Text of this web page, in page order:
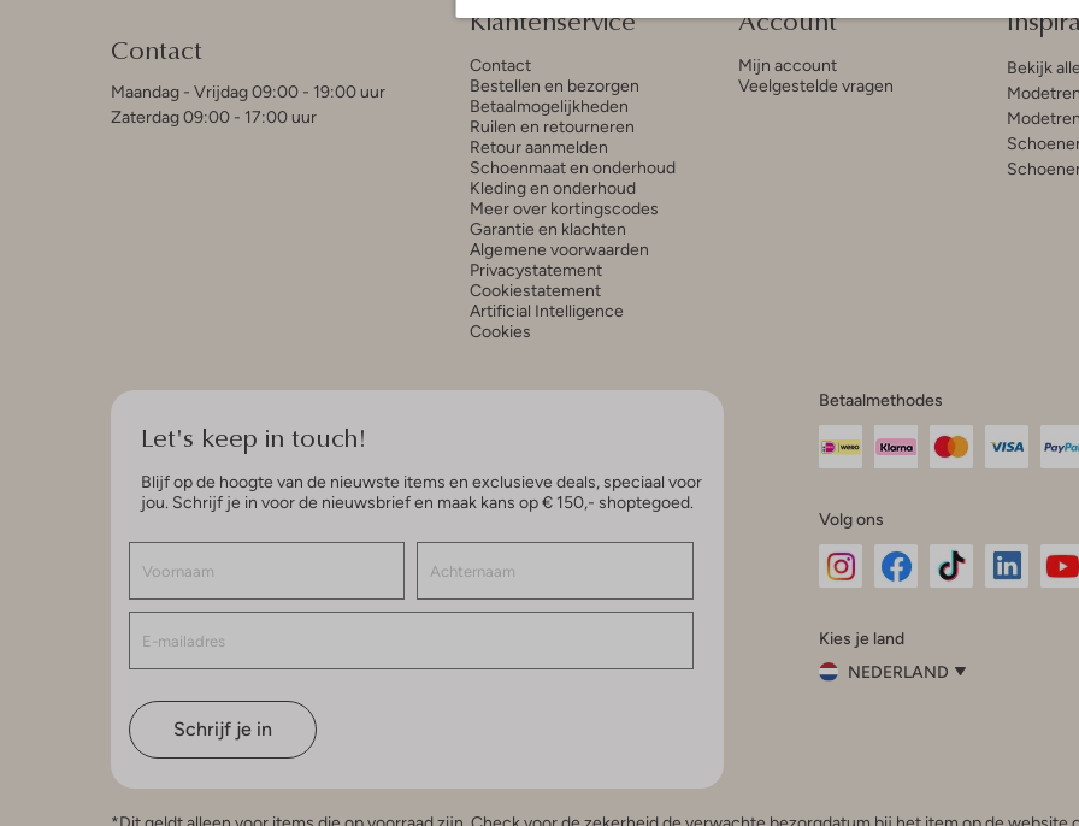
Contact
Maandag - Vrijdag 09:00 - 19:00 uur
Zaterdag 09:00 - 17:00 uur
Klantenservice
Contact
Bestellen en bezorgen
Betaalmogelijkheden
Ruilen en retourneren
Retour aanmelden
Schoenmaat en onderhoud
Kleding en onderhoud
Meer over kortingscodes
Garantie en klachten
Algemene voorwaarden
Privacystatement
Cookiestatement
Artificial Intelligence
Cookies
Account
Mijn account
Veelgestelde vragen
Bekijk
Let's keep in touch!
Blijf op de hoogte van de nieuwste items en exclusieve deals, speciaal voor
jou. Schrijf je in voor de nieuwsbrief en maak kans op € 150,- shoptegoed.
Schrijf je in
Betaalmethodes
Volg ons
InstagramFacebook
Kies je land
NEDERLAND
België (Nederlands)